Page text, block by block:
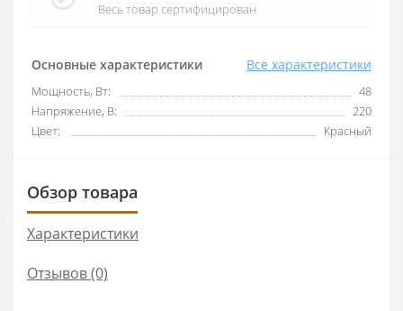
Основные характеристики Все характеристики
Мощность, Вт:
48
Напряжение, В:
220
Цвет:
Красный
Весь товар сертифицирован
Обзор товара
Характеристики
Отзывов (0)